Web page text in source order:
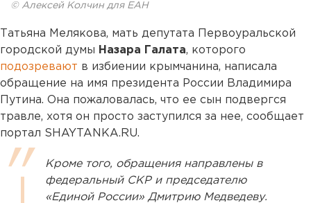
© Алексей Колчин для ЕАН
Татьяна Мелякова, мать депутата Первоуральской
городской думы Назара Галата, которого
подозревают в избиении крымчанина, написала
обращение на имя президента России Владимира
Путина. Она пожаловалась, что ее сын подвергся
травле, хотя он просто заступился за нее, сообщает
портал SHAYTANKA.RU.
Кроме того, обращения направлены в
федеральный СКР и председателю
«Единой России» Дмитрию Медведеву.